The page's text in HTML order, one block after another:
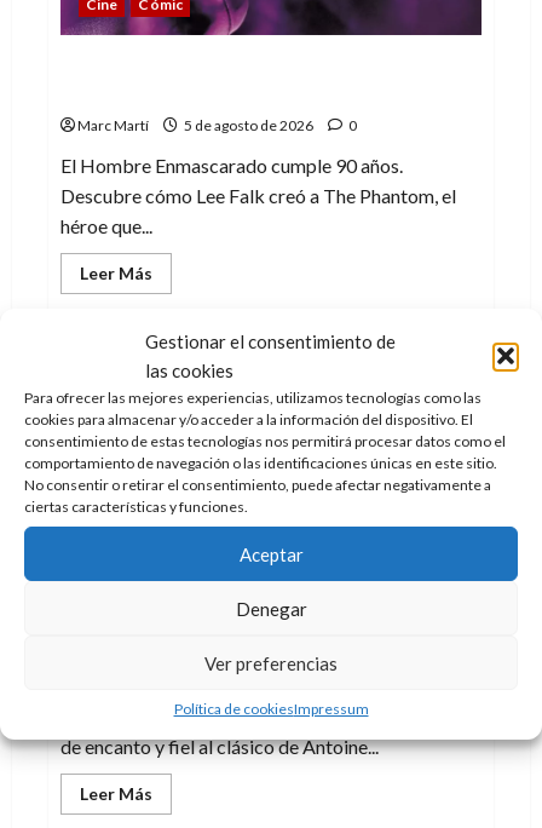
Gestionar el consentimiento de
las cookies
Para ofrecer las mejores experiencias, utilizamos tecnologías como las
cookies para almacenar y/o acceder a la información del dispositivo. El
consentimiento de estas tecnologías nos permitirá procesar datos como el
comportamiento de navegación o las identificaciones únicas en este sitio.
No consentir o retirar el consentimiento, puede afectar negativamente a
ciertas características y funciones.
Aceptar
Denegar
Ver preferencias
Política de cookiesImpressum
Cine Cómic
Marc Martí 5 de agosto de 2026 0
El Hombre Enmascarado cumple 90 años.
Descubre cómo Lee Falk creó a The Phantom, el
héroe que...
Leer Más
más
The
90
años
del
héroe
que
nunca
muere
Literatura
El principito de Playmobil conquista con
4 de agosto de 2026
El principito llega a Playmobil con una figura llena
de encanto y fiel al clásico de Antoine...
Leer Más
más